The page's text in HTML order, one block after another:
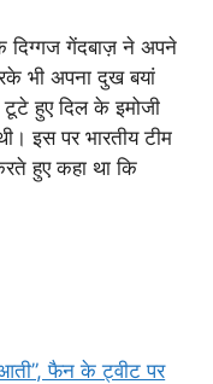
दिग्गज गेंदबाज़ ने अपने
भी अपना दुख बयां
हुए दिल के इमोजी
इस पर भारतीय टीम
हुए कहा था कि
आती”, फैन के ट्वीट पर